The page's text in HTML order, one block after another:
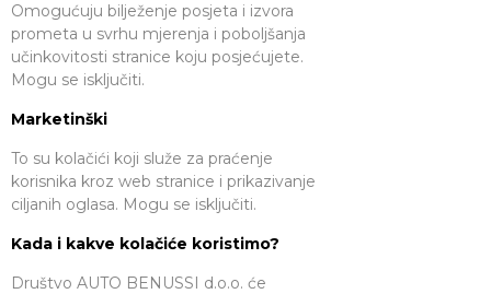
Omogućuju bilježenje posjeta i izvora
prometa u svrhu mjerenja i poboljšanja
učinkovitosti stranice koju posjećujete.
Mogu se isključiti.
Marketinški
To su kolačići koji služe za praćenje
korisnika kroz web stranice i prikazivanje
ciljanih oglasa. Mogu se isključiti.
Kada i kakve kolačiće koristimo?
Društvo AUTO BENUSSI d.o.o. će